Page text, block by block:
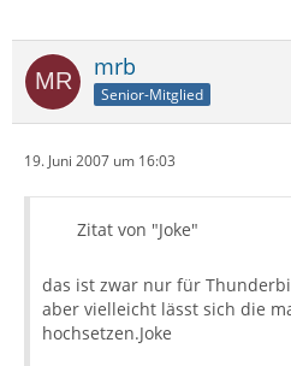
mrb
Senior-Mitglied
19. Juni 2007 um 16:03
Zitat von "Joke"
das ist zwar nur für
aber vielleicht lässt sich die
hochsetzen.Joke